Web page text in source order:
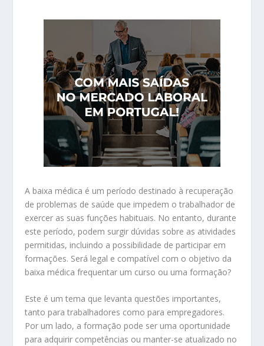
A baixa médica é um período destinado à recuperação
de problemas de saúde que impedem o trabalhador de
exercer as suas funções habituais. No entanto, durante
este período, podem surgir dúvidas sobre as atividades
permitidas, incluindo a possibilidade de participar em
formações. Será legal e compatível com o objetivo da
baixa médica frequentar um curso ou uma formação?
Este é um tema que levanta questões importantes,
tanto para trabalhadores como para empregadores.
Por um lado, a formação pode ser uma oportunidade
para adquirir competências ou manter-se atualizado no